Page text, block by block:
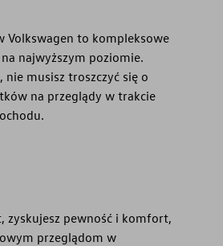
Volkswagen to kompleksowe
najwyższym poziomie.
nie musisz troszczyć się o
na przeglądy w trakcie
zyskujesz pewność i komfort,
przeglądom w